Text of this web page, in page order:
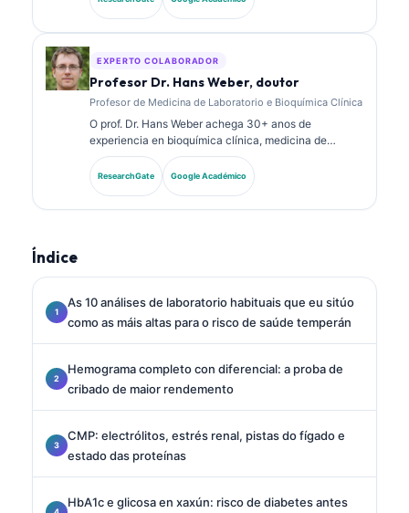
química clínica e publicou extensamente sobre
EXPERTO COLABORADOR
Profesor Dr. Hans Weber, doutor
Profesor de Medicina de Laboratorio e Bioquímica Clínica
O prof. Dr. Hans Weber achega 30+ anos de
experiencia en bioquímica clínica, medicina de
laboratorio e investigación de biomarcadores. Ex
presidente da Sociedade Alemá de Química Clínica,
especialízase na análise de paneis diagnósticos, na
ResearchGate Google Académico
Índice
As 10 análises de laboratorio habituais que eu sitúo
como as máis altas para o risco de saúde temperán
Hemograma completo con diferencial: a proba de
cribado de maior rendemento
CMP: electrólitos, estrés renal, pistas do fígado e
estado das proteínas
HbA1c e glicosa en xaxún: risco de diabetes antes